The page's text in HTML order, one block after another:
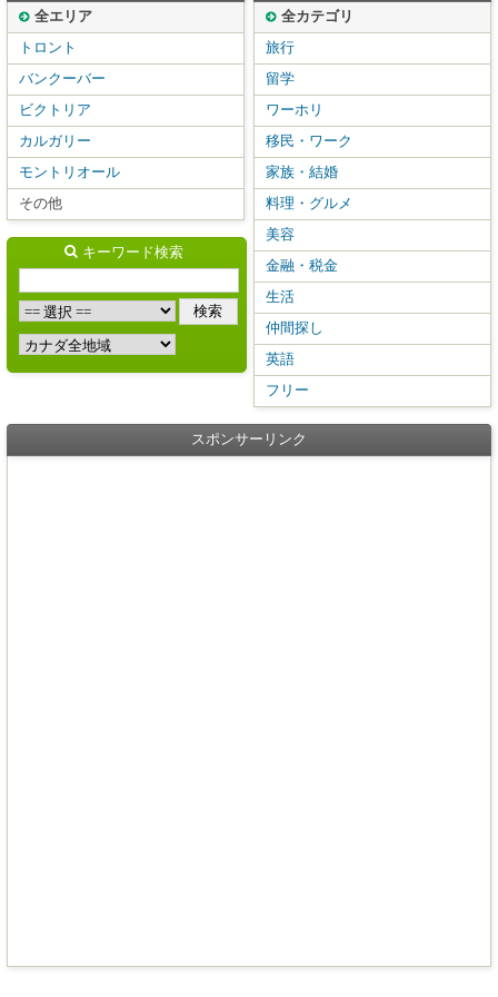
全エリア
トロント
バンクーバー
ビクトリア
カルガリー
モントリオール
その他
全カテゴリ
旅行
留学
ワーホリ
移民・ワーク
家族・結婚
料理・グルメ
美容
金融・税金
生活
仲間探し
英語
フリー
キーワード検索
スポンサーリンク